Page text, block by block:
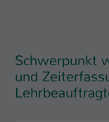
Schwerpunkt
und